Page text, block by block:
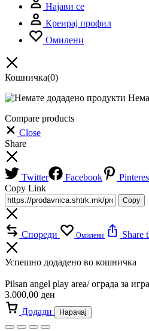
Најави се
Креирај профил
Омилени
Кошничка(0)
Compare products
Close
Share
Twitter Facebook
Copy Link
Copy
Спореди Омилени Share
Успешно додадено во кошничка
Pilsan angel play area/ ограда за
3.000,00 ден
Додади
Нарачај